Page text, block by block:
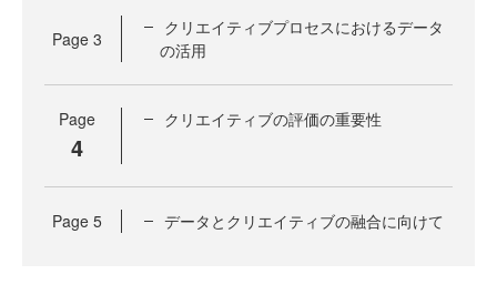
Page 3
クリエイティブプロセスにおけるデータ
の活用
Page
4
クリエイティブの評価の重要性
Page 5 データとクリエイティブの融合に向けて